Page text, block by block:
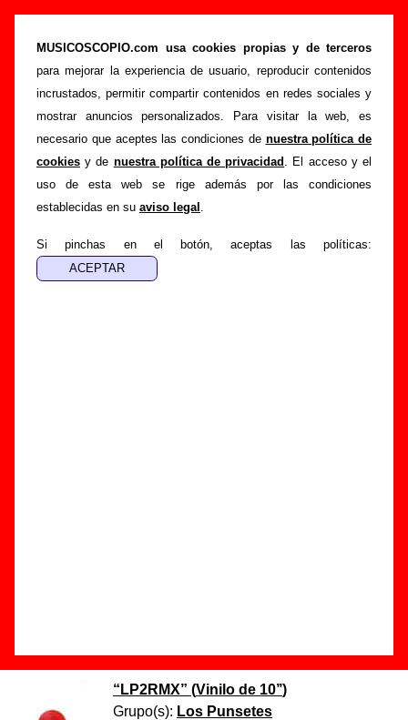
MUSICOSCOPIO.com usa cookies propias y de terceros
para mejorar la experiencia de usuario, reproducir contenidos
incrustados, permitir compartir contenidos en redes sociales y
mostrar anuncios personalizados. Para visitar la web, es
necesario que aceptes las condiciones de nuestra política de
cookies y de nuestra política de privacidad . El acceso y el
uso de esta web se rige además por las condiciones
establecidas en su aviso legal .
Si pinchas en el botón, aceptas las políticas:
“Cien metros para el cementerio (Avalonian
people remix, por Avalon)”, canción de Los
Punsetes (Letra e información)
Portada >Los Punsetes >Canciones
Cien metros para el cementerio (Avalonian people remix, por
Avalon)
Esta página pretende recopilar todo tipo de información
sobre lacanción "Cien metros para el cementerio
(Avalonian people remix, por Avalon)
" interpretada por
Los Punsetes. Además de su letra, también aparecerá
información sobre el autor o los autores, sobre los discos en
“ LP2RMX” (Vinilo de 10’’)
Grupo(s): Los Punsetes